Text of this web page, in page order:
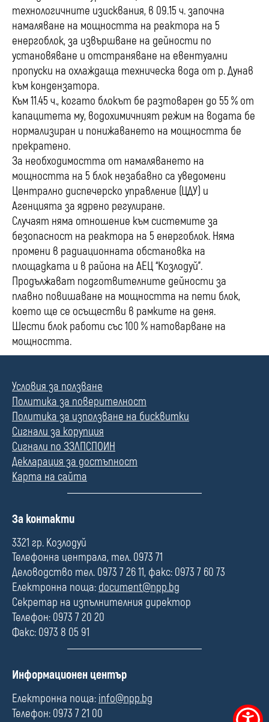
технологичните изисквания, в 09.15 ч. започна
намаляване на мощността на реактора на 5
енергоблок, за извършване на дейности по
установяване и отстраняване на евентуални
пропуски на охлаждаща техническа вода от р. Дунав
към кондензатора.
Към 11.45 ч., когато блокът бе разтоварен до 55 % от
капацитета му, водохимичният режим на водата бе
нормализиран и понижаването на мощността бе
прекратено.
За необходимостта от намаляването на
мощността на 5 блок незабавно са уведомени
Централно диспечерско управление (ЦДУ) и
Агенцията за ядрено регулиране.
Случаят няма отношение към систе­мите за
безопасност на реактора на 5 енергоблок. Няма
промени в радиационната обстановка на
площадката и в района на АЕЦ “Козлодуй”.
Продължават подготвителните дейности за
плавно повишаване на мощността на пети блок,
което ще се осъществи в рамките на деня.
Шести блок работи със 100 % натоварване на
мощността.
Условия за ползване
Политика за поверителност
Политика за използване на бисквитки
Сигнали за корупция
Сигнали по ЗЗЛПСПОИН
Декларация за достъпност
Карта на сайта
П
л
е
За контакти
3321 гр. Козлодуй
Телефонна централа, тел. 0973 71
Деловодство тел. 0973 7 26 11, факс: 0973 7 60 73
Електронна поща: document@npp.bg
Секретар на изпълнителния директор
Телефон: 0973 7 20 20
Факс: 0973 8 05 91
П
л
е
Информационен център
Електронна поща: info@npp.bg
Телефон: 0973 7 21 00